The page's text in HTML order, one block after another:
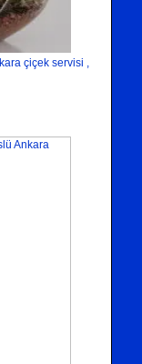
çiçek servisi ,